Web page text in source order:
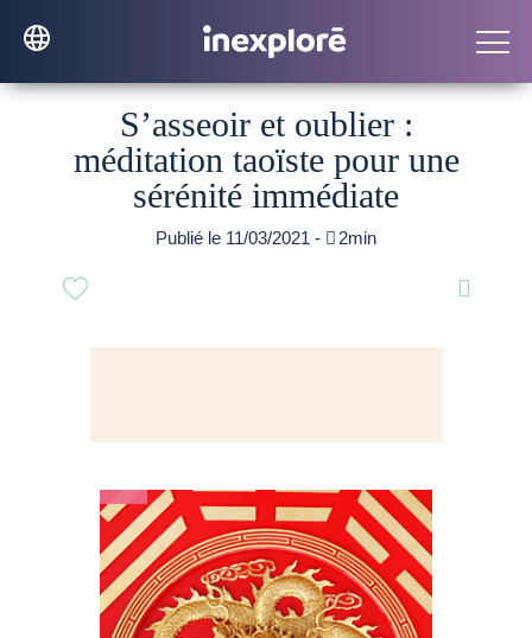
S’asseoir et oublier :
méditation taoïste pour une
sérénité immédiate
Publié le 11/03/2021 -  2min
